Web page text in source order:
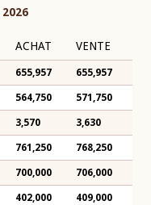
ACHAT VENTE
655,957 655,957
564,750 571,750
3,570 3,630
761,250 768,250
700,000 706,000
402,000 409,000